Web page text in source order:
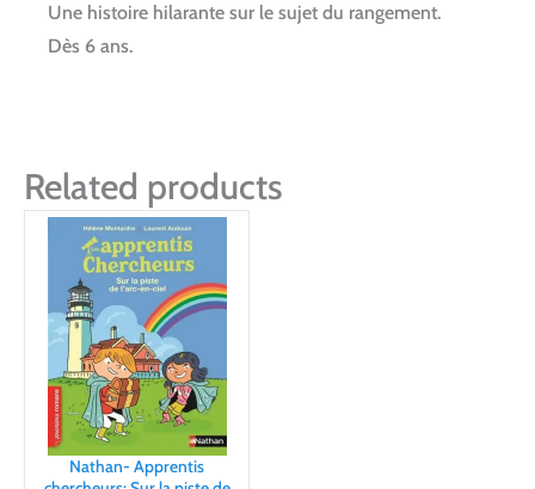
Une histoire hilarante sur le sujet du rangement.
Dès 6 ans.
Related products
Nathan- Apprentis